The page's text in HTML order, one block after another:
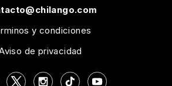
y condiciones
de privacidad